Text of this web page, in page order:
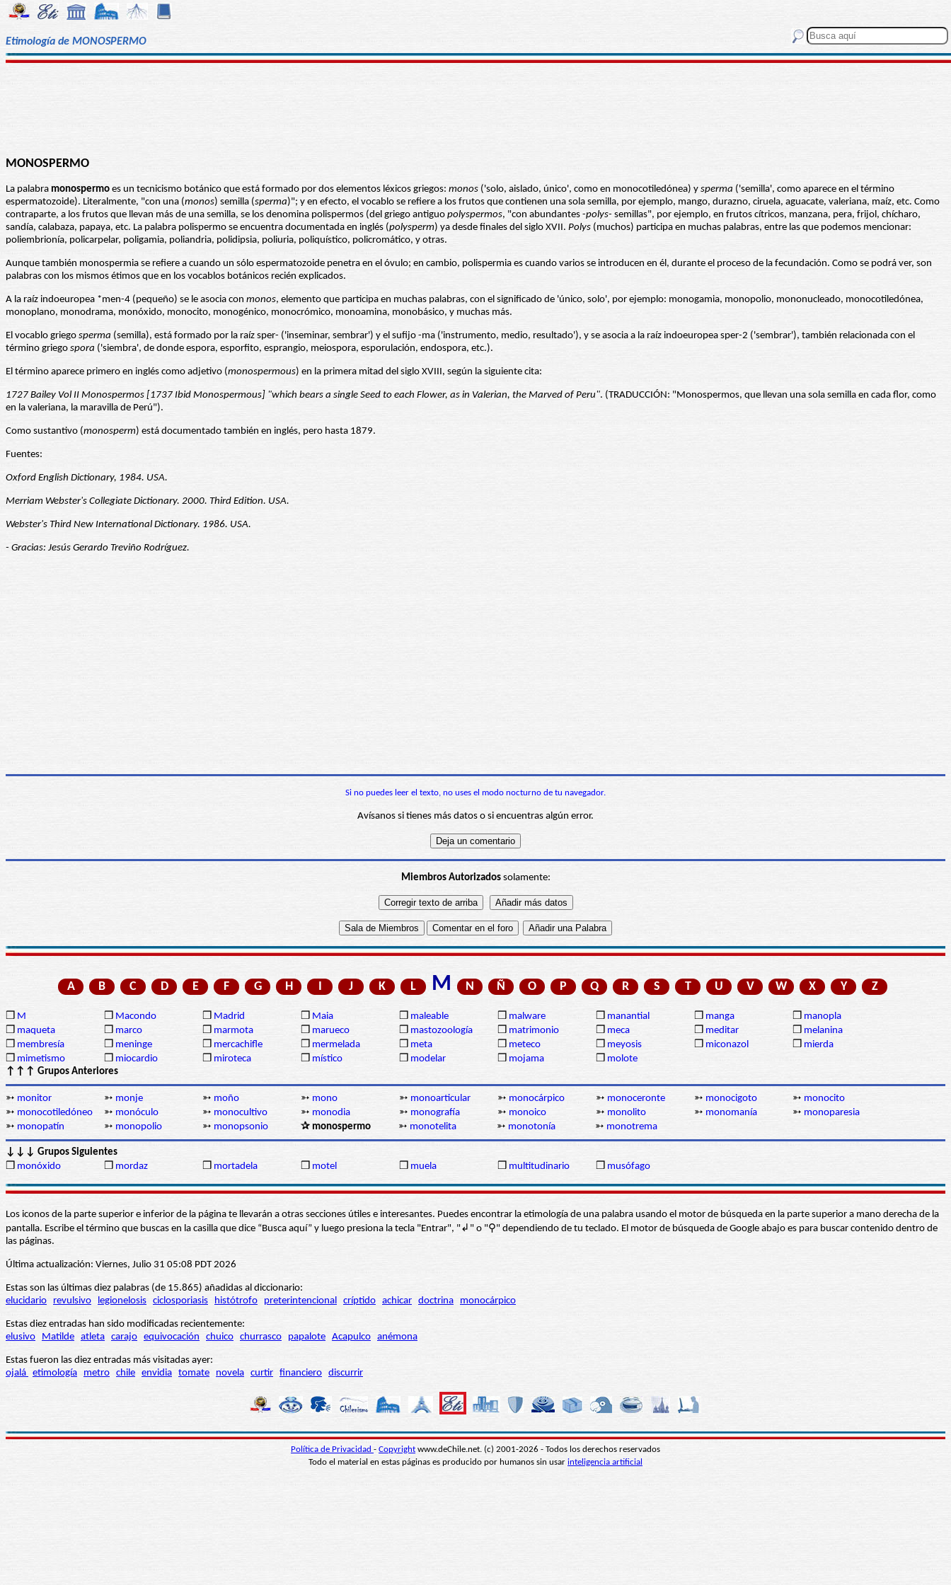
Etimología de MONOSPERMO
MONOSPERMO
La palabra monospermo es un tecnicismo botánico que está formado por dos elementos léxicos griegos: monos ('solo, aislado, único', como en monocotiledónea) y sperma ('semilla', como aparece en el término
espermatozoide). Literalmente, "con una (monos) semilla (sperma)"; y en efecto, el vocablo se refiere a los frutos que contienen una sola semilla, por ejemplo, mango, durazno, ciruela, aguacate, valeriana, maíz, etc. Como
contraparte, a los frutos que llevan más de una semilla, se los denomina polispermos (del griego antiguo polyspermos, "con abundantes -polys- semillas", por ejemplo, en frutos cítricos, manzana, pera, frijol, chícharo,
sandía, calabaza, papaya, etc. La palabra polispermo se encuentra documentada en inglés (polysperm) ya desde finales del siglo XVII. Polys (muchos) participa en muchas palabras, entre las que podemos mencionar:
poliembrionía, policarpelar, poligamia, poliandria, polidipsia, poliuria, poliquístico, policromático, y otras.
Aunque también monospermia se refiere a cuando un sólo espermatozoide penetra en el óvulo; en cambio, polispermia es cuando varios se introducen en él, durante el proceso de la fecundación. Como se podrá ver, son
palabras con los mismos étimos que en los vocablos botánicos recién explicados.
A la raíz indoeuropea *men-4 (pequeño) se le asocia con monos, elemento que participa en muchas palabras, con el significado de 'único, solo', por ejemplo: monogamia, monopolio, mononucleado, monocotiledónea,
monoplano, monodrama, monóxido, monocito, monogénico, monocrómico, monoamina, monobásico, y muchas más.
El vocablo griego sperma (semilla), está formado por la raíz sper- ('inseminar, sembrar') y el sufijo -ma ('instrumento, medio, resultado'), y se asocia a la raíz indoeuropea sper-2 ('sembrar'), también relacionada con el
término griego spora ('siembra', de donde espora, esporfito, esprangio, meiospora, esporulación, endospora, etc.).
El término aparece primero en inglés como adjetivo (monospermous) en la primera mitad del siglo XVIII, según la siguiente cita:
1727 Bailey Vol II Monospermos [1737 Ibid Monospermous] "which bears a single Seed to each Flower, as in Valerian, the Marved of Peru". (TRADUCCIÓN: "Monospermos, que llevan una sola semilla en cada flor, como
en la valeriana, la maravilla de Perú").
Como sustantivo (monosperm) está documentado también en inglés, pero hasta 1879.
Fuentes:
Oxford English Dictionary, 1984. USA.
Merriam Webster's Collegiate Dictionary. 2000. Third Edition. USA.
Webster's Third New International Dictionary. 1986. USA.
- Gracias: Jesús Gerardo Treviño Rodríguez.
Si no puedes leer el texto, no uses el modo nocturno de tu navegador.
Avísanos si tienes más datos o si encuentras algún error.
Miembros Autorizadossolamente:
A B C D E F G H I J K L M N Ñ O P Q R S T U V W X Y Z
❒ M ❒ Macondo ❒ Madrid ❒ Maia ❒ maleable ❒ malware ❒ manantial ❒ manga ❒ manopla
❒ maqueta ❒ marco ❒ marmota ❒ marueco ❒ mastozoología ❒ matrimonio ❒ meca ❒ meditar ❒ melanina
❒ membresía ❒ meninge ❒ mercachifle ❒ mermelada ❒ meta ❒ meteco ❒ meyosis ❒ miconazol ❒ mierda
❒ mimetismo ❒ miocardio ❒ miroteca ❒ místico ❒ modelar ❒ mojama ❒ molote
↑↑↑ Grupos Anteriores
➳ monitor ➳ monje ➳ moño ➳ mono ➳ monoarticular ➳ monocárpico ➳ monoceronte ➳ monocigoto ➳ monocito
➳ monocotiledóneo ➳ monóculo ➳ monocultivo ➳ monodia ➳ monografía ➳ monoico ➳ monolito ➳ monomanía ➳ monoparesia
➳ monopatín ➳ monopolio ➳ monopsonio ✰ monospermo ➳ monotelita ➳ monotonía ➳ monotrema
↓↓↓ Grupos Siguientes
❒ monóxido ❒ mordaz ❒ mortadela ❒ motel ❒ muela ❒ multitudinario ❒ musófago
Los iconos de la parte superior e inferior de la página te llevarán a otras secciones útiles e interesantes. Puedes encontrar la etimología de una palabra usando el motor de búsqueda en la parte superior a mano derecha de la
pantalla. Escribe el término que buscas en la casilla que dice “Busca aquí” y luego presiona la tecla "Entrar", "↲" o "⚲" dependiendo de tu teclado. El motor de búsqueda de Google abajo es para buscar contenido dentro de
las páginas.
Última actualización: Viernes, Julio 31 05:08 PDT 2026
Estas son las últimas diez palabras (de 15.865) añadidas al diccionario:
elucidario
revulsivo legionelosis ciclosporiasis histótrofo preterintencional críptido achicar doctrina monocárpico
Estas diez entradas han sido modificadas recientemente:
elusivo
Matilde atleta carajo equivocación chuico churrasco papalote Acapulco anémona
Estas fueron las diez entradas más visitadas ayer:
ojalá etimología metro chile envidia tomate novela curtir financiero discurrir
Política de Privacidad - Copyright www.deChile.net. (c) 2001-2026 - Todos los derechos reservados
Todo el material en estas páginas es producido por humanos sin usar inteligencia artificial